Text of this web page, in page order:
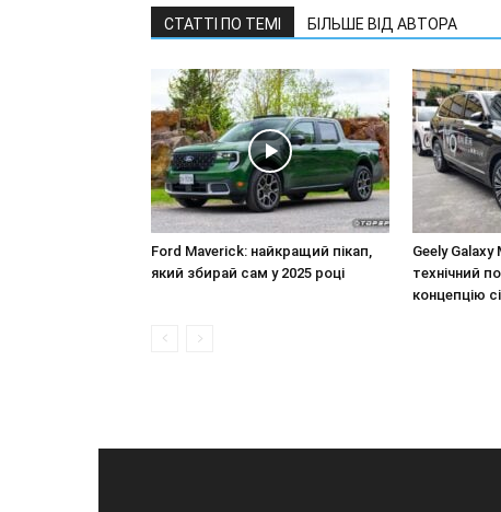
СТАТТІ ПО ТЕМІ БІЛЬШЕ ВІД АВТОРА
Ford Maverick: найкращий пікап,
який збирай сам у 2025 році
Geely
технічний
концепцію